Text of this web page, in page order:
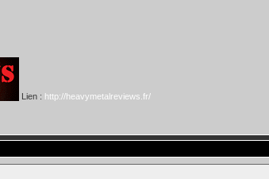
Lien : http://heavymetalreviews.fr/